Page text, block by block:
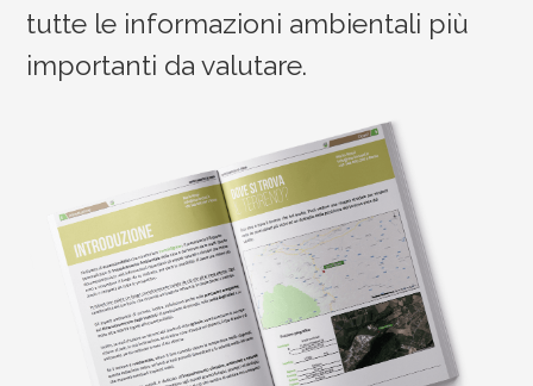
tutte le informazioni ambientali più
importanti da valutare.